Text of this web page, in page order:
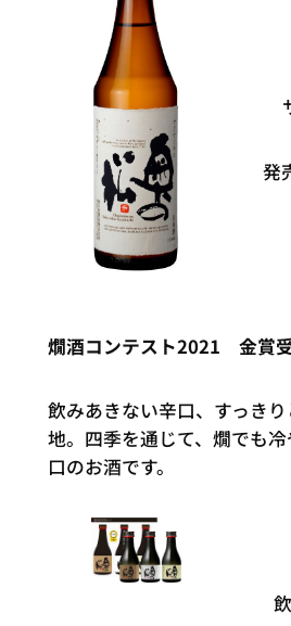
発
燗酒コンテスト2021 金賞受
飲みあきない辛口、すっき
地。四季を通じて、燗でも
口のお酒です。